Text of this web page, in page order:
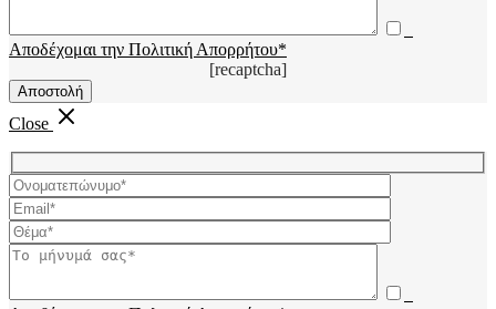
Αποδέχομαι την Πολιτική Απορρήτου*
[recaptcha]
Close